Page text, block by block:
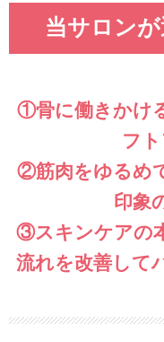
当サロン
①骨に働きかけ
フ
②筋肉をゆるめ
印象
③スキンケアの
流れを改善して